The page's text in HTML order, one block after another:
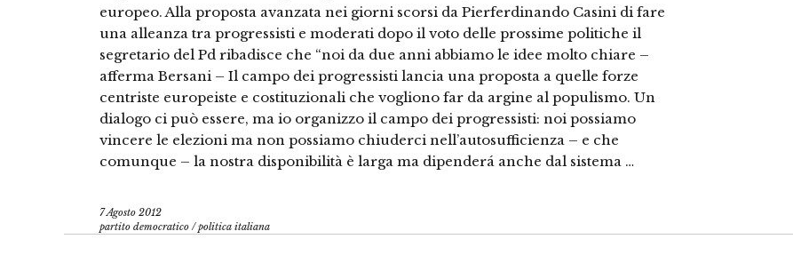
europeo. Alla proposta avanzata nei giorni scorsi da Pierferdinando Casini di fare
una alleanza tra progressisti e moderati dopo il voto delle prossime politiche il
segretario del Pd ribadisce che “noi da due anni abbiamo le idee molto chiare –
afferma Bersani – Il campo dei progressisti lancia una proposta a quelle forze
centriste europeiste e costituzionali che vogliono far da argine al populismo. Un
dialogo ci può essere, ma io organizzo il campo dei progressisti: noi possiamo
vincere le elezioni ma non possiamo chiuderci nell’autosufficienza – e che
comunque – la nostra disponibilità è larga ma dipenderá anche dal sistema …
7 Agosto 2012
partito democratico /politica italiana